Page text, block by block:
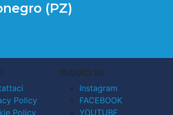
(PZ)
Policy
Policy
SEGUICI SU
Instagram
FACEBOOK
YOUTUBE